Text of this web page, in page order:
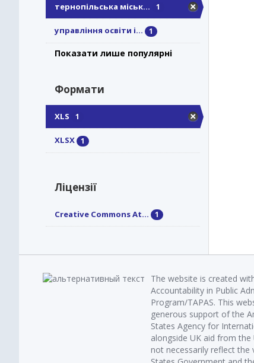
тернопільська міськ... 1
управління освіти і... 1
Показати лише популярні
Формати
XLS 1
XLSX 1
Ліцензії
Creative Commons At... 1
The website is created
Accountability in Public
Program/TAPAS. This
generous support of the
States Agency for
alongside UK aid from
not necessarily reflect the